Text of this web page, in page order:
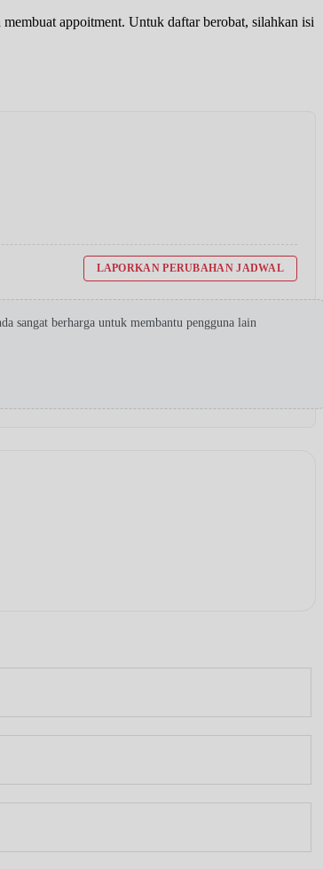
appoitment. Untuk daftar berobat, silahkan isi
LAPORKAN PERUBAHAN JADWAL
sangat berharga untuk membantu pengguna lain